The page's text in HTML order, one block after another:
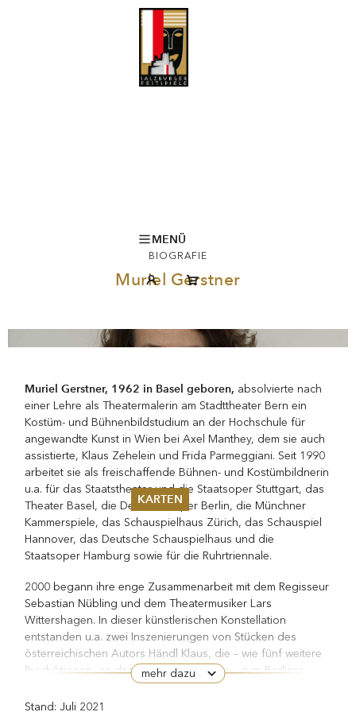
MENÜ
KARTEN
Sommer 2026
Pfingsten 2026
Karteninformation
Gutscheine
BIOGRAFIE
Muriel Gerstner
Muriel Gerstner, 1962 in Basel geboren, absolvierte nach
einer Lehre als Theatermalerin am Stadttheater Bern ein
Kostüm- und Bühnenbildstudium an der Hochschule für
angewandte Kunst in Wien bei Axel Manthey, dem sie auch
assistierte, Klaus Zehelein und Frida Parmeggiani. Seit 1990
arbeitet sie als freischaffende Bühnen- und Kostümbildnerin
u.a. für das Staatstheater und die Staatsoper Stuttgart, das
Theater Basel, die Deutsche Oper Berlin, die Münchner
Kammerspiele, das Schauspielhaus Zürich, das Schauspiel
Hannover, das Deutsche Schauspielhaus und die
Staatsoper Hamburg sowie für die Ruhrtriennale.
2000 begann ihre enge Zusammenarbeit mit dem Regisseur
Sebastian Nübling und dem Theatermusiker Lars
Wittershagen. In dieser künstlerischen Konstellation
entstanden u.a. zwei Inszenierungen von Stücken des
österreichischen Autors Händl Klaus, die – wie fünf weitere
Produktionen, an denen sie beteiligt war – zum Berliner
Theatertreffen eingeladen wurden, zuletzt Karin Henkels
RegiearbeitBeute Frauen Krieg
mehr dazu
Stand: Juli 2021